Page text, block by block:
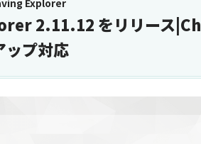
Explorer
2.11.12 をリリース
ップ対応